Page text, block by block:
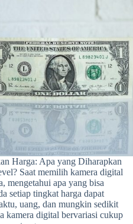
Harga: Apa yang Diharapkan
Saat memilih kamera digital
mengetahui apa yang bisa
setiap tingkat harga dapat
uang, dan mungkin sedikit
kamera digital bervariasi cukup